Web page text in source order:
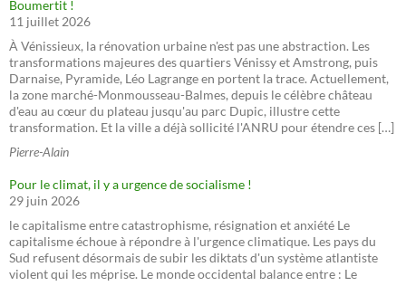
Boumertit !
11 juillet 2026
À Vénissieux, la rénovation urbaine n'est pas une abstraction. Les
transformations majeures des quartiers Vénissy et Amstrong, puis
Darnaise, Pyramide, Léo Lagrange en portent la trace. Actuellement,
la zone marché-Monmousseau-Balmes, depuis le célèbre château
d'eau au cœur du plateau jusqu'au parc Dupic, illustre cette
transformation. Et la ville a déjà sollicité l'ANRU pour étendre ces […]
Pierre-Alain
Pour le climat, il y a urgence de socialisme !
29 juin 2026
le capitalisme entre catastrophisme, résignation et anxiété Le
capitalisme échoue à répondre à l'urgence climatique. Les pays du
Sud refusent désormais de subir les diktats d'un système atlantiste
violent qui les méprise. Le monde occidental balance entre : Le